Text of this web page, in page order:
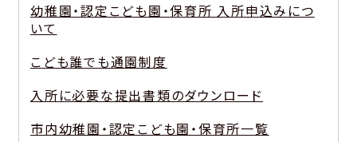
幼稚園・認定こども園・保育所 入所申込みにつ
いて
こども誰でも通園制度
入所に必要な提出書類のダウンロード
市内幼稚園・認定こども園・保育所一覧